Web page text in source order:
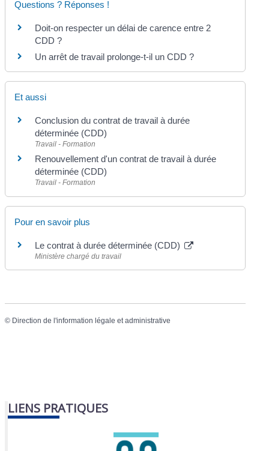
Questions ? Réponses !
Doit-on respecter un délai de carence entre 2
CDD ?
Un arrêt de travail prolonge-t-il un CDD ?
Et aussi
Conclusion du contrat de travail à durée
déterminée (CDD)
Travail - Formation
Renouvellement d'un contrat de travail à durée
déterminée (CDD)
Travail - Formation
Pour en savoir plus
Le contrat à durée déterminée (CDD)
Ministère chargé du travail
© Direction de l'information légale et administrative
LIENS PRATIQUES